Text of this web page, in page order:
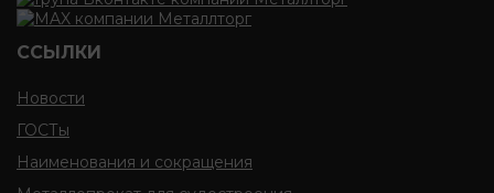
ССЫЛКИ
Новости
ГОСТы
Наименования и сокращения